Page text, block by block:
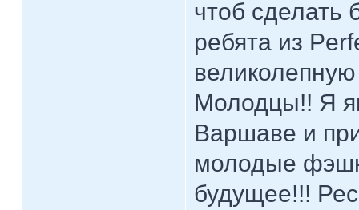
чтоб сделать
ребята из
Молодцы!! Я
Варшаве и
молодые
будущее!!!